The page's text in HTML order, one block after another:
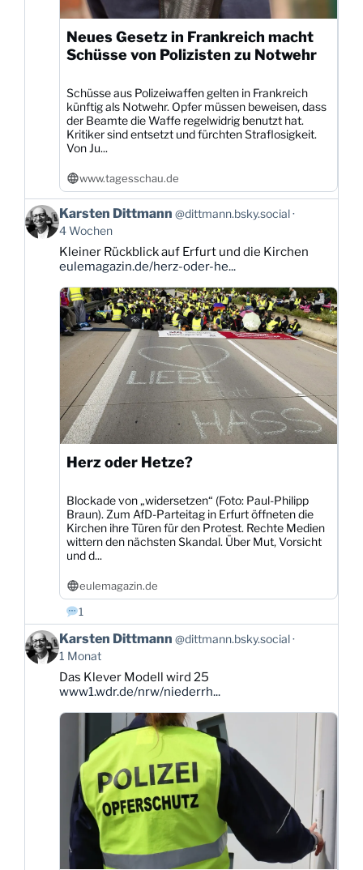
Neues Gesetz in Frankreich macht
Schüsse von Polizisten zu Notwehr
Schüsse aus Polizeiwaffen gelten in Frankreich
künftig als Notwehr. Opfer müssen beweisen, dass
der Beamte die Waffe regelwidrig benutzt hat.
Kritiker sind entsetzt und fürchten Straflosigkeit.
Von Ju...
www.tagesschau.de
Beitrag
von
Karsten
Dittmann
Bluesky
ansehen
Karsten Dittmann @dittmann.bsky.social
4 Wochen
Kleiner Rückblick auf Erfurt und die Kirchen
eulemagazin.de/herz-oder-he...
Herz oder Hetze?
Blockade von „widersetzen“ (Foto: Paul-Philipp
Braun). Zum AfD-Parteitag in Erfurt öffneten die
Kirchen ihre Türen für den Protest. Rechte Medien
wittern den nächsten Skandal. Über Mut, Vorsicht
und d...
eulemagazin.de
1
Beitrag
von
Karsten
Dittmann
Bluesky
Karsten Dittmann @dittmann.bsky.social
1 Monat
Das Klever Modell wird 25
www1.wdr.de/nrw/niederrh...